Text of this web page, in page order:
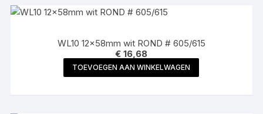
hoog
WL10 12x58mm wit ROND # 605/615
€ 16,68
TOEVOEGEN AAN WINKELWAGEN